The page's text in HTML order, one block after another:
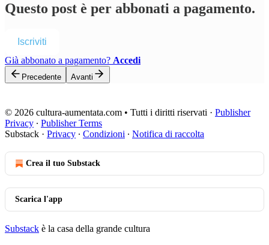
Questo post è per abbonati a pagamento.
Iscriviti
Già abbonato a pagamento? Accedi
Precedente Avanti
© 2026 cultura-aumentata.com • Tutti i diritti riservati · Publisher
Privacy ∙ Publisher Terms
Substack · Privacy ∙ Condizioni ∙ Notifica di raccolta
Crea il tuo Substack
Scarica l'app
Substack è la casa della grande cultura